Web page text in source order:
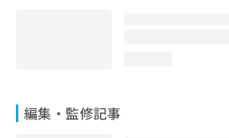
編集・監修記事